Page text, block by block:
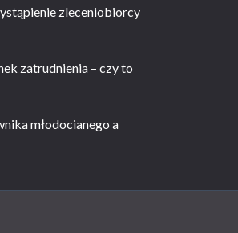
zleceniobiorcy
zatrudnienia – czy to
młodocianego a